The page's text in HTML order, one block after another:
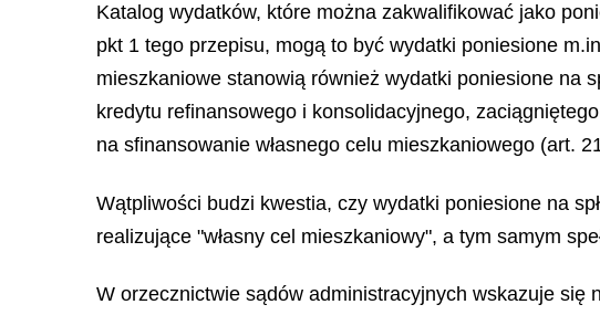
Katalog wydatków, które można zakwalifikować jako
pkt 1 tego przepisu, mogą to być wydatki poniesione
mieszkaniowe stanowią również wydatki poniesione na
kredytu refinansowego i konsolidacyjnego,
na sfinansowanie własnego celu mieszkaniowego (art.
Wątpliwości budzi kwestia, czy wydatki poniesione na
realizujące "własny cel mieszkaniowy", a tym samym
W orzecznictwie sądów administracyjnych wskazuje się